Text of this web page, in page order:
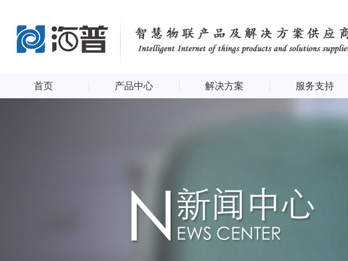
首页 产品中心 解决方案 服务支持